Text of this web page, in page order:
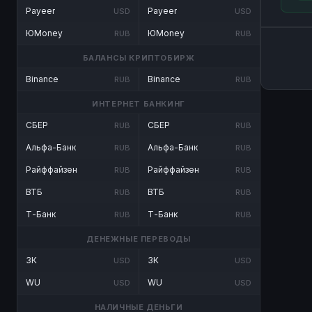
Payeer USD
ЮMoney RUB
Payeer USD
ЮMoney RUB
БАЛАНСЫ КРИПТОБИРЖ
Binance RUB Binance RUB
ИНТЕРНЕТ БАНКИНГ
СБЕР RUB
Альфа-Банк RUB
Райффайзен RUB
ВТБ RUB
Т-Банк RUB
СБЕР RUB
Альфа-Банк RUB
Райффайзен RUB
ВТБ RUB
Т-Банк RUB
ДЕНЕЖНЫЕ ПЕРЕВОДЫ
ЗК USD
WU USD
ЗК USD
WU USD
НАЛИЧНЫЕ ДЕНЬГИ